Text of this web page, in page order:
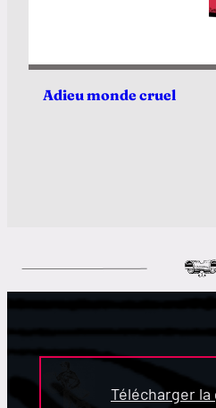
Adieu monde cruel
Télécharger